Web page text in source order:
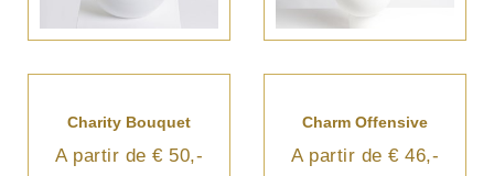
Charity Bouquet
A partir de € 50,-
Charm Offensive
A partir de € 46,-